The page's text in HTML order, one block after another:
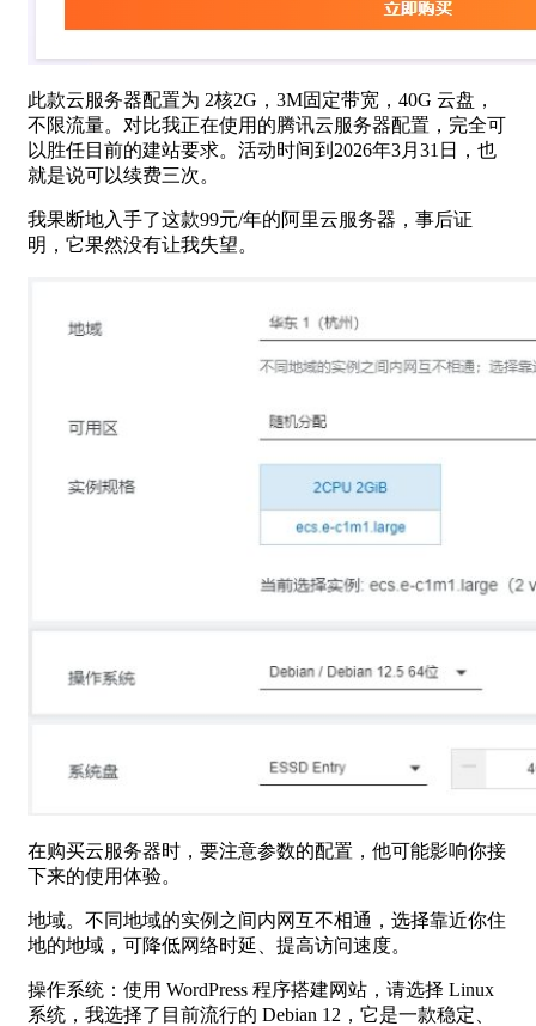
此款云服务器配置为 2核2G，3M固定带宽，40G 云盘，
不限流量。对比我正在使用的腾讯云服务器配置，完全可
以胜任目前的建站要求。活动时间到2026年3月31日，也
就是说可以续费三次。
我果断地入手了这款99元/年的阿里云服务器，事后证
明，它果然没有让我失望。
在购买云服务器时，要注意参数的配置，他可能影响你接
下来的使用体验。
地域。不同地域的实例之间内网互不相通，选择靠近你住
地的地域，可降低网络时延、提高访问速度。
操作系统：使用 WordPress 程序搭建网站，请选择 Linux
系统，我选择了目前流行的 Debian 12，它是一款稳定、